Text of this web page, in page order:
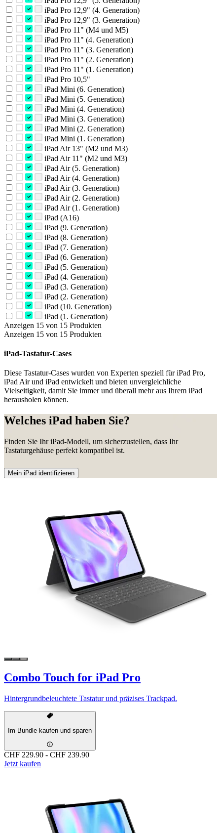
iPad Pro 12,9" (4. Generation)
iPad Pro 12,9" (3. Generation)
iPad Pro 11" (M4 und M5)
iPad Pro 11" (4. Generation)
iPad Pro 11" (3. Generation)
iPad Pro 11" (2. Generation)
iPad Pro 11" (1. Generation)
iPad Pro 10,5"
iPad Mini (6. Generation)
iPad Mini (5. Generation)
iPad Mini (4. Generation)
iPad Mini (3. Generation)
iPad Mini (2. Generation)
iPad Mini (1. Generation)
iPad Air 13" (M2 und M3)
iPad Air 11" (M2 und M3)
iPad Air (5. Generation)
iPad Air (4. Generation)
iPad Air (3. Generation)
iPad Air (2. Generation)
iPad Air (1. Generation)
iPad (A16)
iPad (9. Generation)
iPad (8. Generation)
iPad (7. Generation)
iPad (6. Generation)
iPad (5. Generation)
iPad (4. Generation)
iPad (3. Generation)
iPad (2. Generation)
iPad (10. Generation)
iPad (1. Generation)
Anzeigen 15 von 15 Produkten
Anzeigen 15 von 15 Produkten
iPad-Tastatur-Cases
Diese Tastatur-Cases wurden von Experten speziell für iPad Pro,
iPad Air und iPad entwickelt und bieten unvergleichliche
Vielseitigkeit, damit Sie immer und überall mehr aus Ihrem iPad
herausholen können.
Welches iPad haben Sie?
Finden Sie Ihr iPad-Modell, um sicherzustellen, dass Ihr
Tastaturgehäuse perfekt kompatibel ist.
Mein iPad identifizieren
Combo Touch for iPad Pro
Hintergrundbeleuchtete Tastatur und präzises Trackpad.
Im Bundle kaufen und sparen
CHF 229.90 - CHF 239.90
Jetzt kaufen